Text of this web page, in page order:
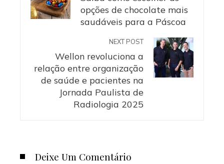
opções de chocolate mais
saudáveis para a Páscoa
NEXT POST
Wellon revoluciona a
relação entre organização
de saúde e pacientes na
Jornada Paulista de
Radiologia 2025
Deixe Um Comentário